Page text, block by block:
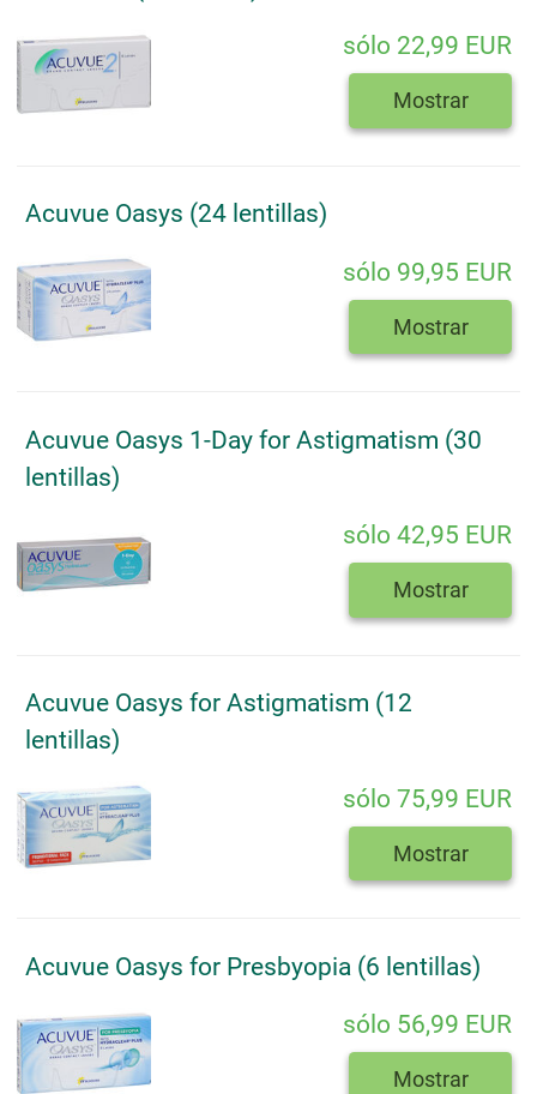
sólo 22,99 EUR
Mostrar
Acuvue Oasys (24 lentillas)
sólo 99,95 EUR
Mostrar
Acuvue Oasys 1-Day for Astigmatism (30
lentillas)
sólo 42,95 EUR
Mostrar
Acuvue Oasys for Astigmatism (12
lentillas)
sólo 75,99 EUR
Mostrar
Acuvue Oasys for Presbyopia (6 lentillas)
sólo 56,99 EUR
Mostrar